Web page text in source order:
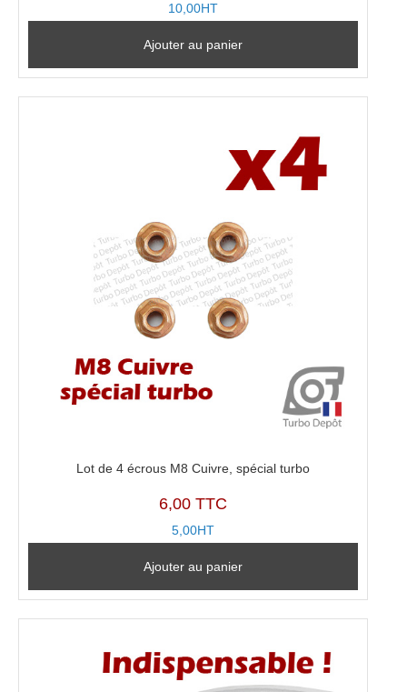
10,00HT
Ajouter au panier
Lot de 4 écrous M8 Cuivre, spécial turbo
6,00 TTC
5,00HT
Ajouter au panier